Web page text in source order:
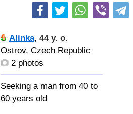
Alinka, 44 y. o.
Ostrov, Czech Republic
2 photos
Seeking a man from 40 to
60 years old